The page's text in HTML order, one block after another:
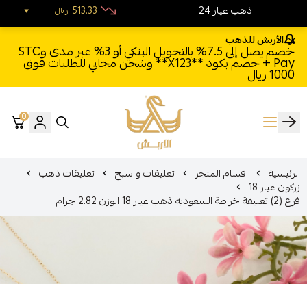
الأربش للذهب
خصم يصل إلى 7.5% بالتحويل البنكي أو 3% عبر مدى وSTC
Pay + خصم بكود **X123** وشحن مجاني للطلبات فوق
1000 ريال
الأربش للذهب
0
الرئيسية اقسام المتجر تعليقات و سبح تعليقات ذهب
زركون عيار 18
فرع (2) تعليقة خراطة السعوديه ذهب عيار 18 الوزن 2.82 جرام
24 ذهب عيار ريال 513.33